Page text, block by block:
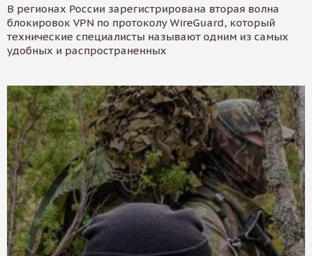
В регионах России зарегистрирована вторая волна
блокировок VPN по протоколу WireGuard, который
технические специалисты называют одним из самых
удобных и распространенных